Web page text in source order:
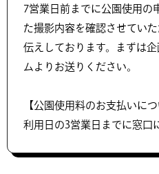
7営業日前までに公園使用の
た撮影内容を確認させてい
伝えしております。まずは
ムよりお送りください。
【公園使用料のお支払いにつ
利用日の3営業日までに窓口